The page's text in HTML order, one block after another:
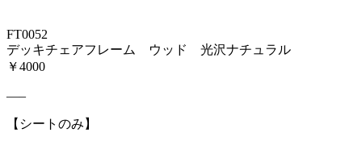
FT0052
デッキチェアフレーム ウッド 光沢ナチュラル
￥4000
—–
【シートのみ】